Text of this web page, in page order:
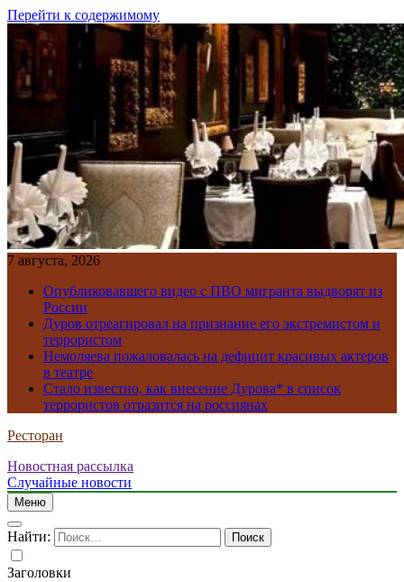
Перейти к содержимому
7 августа, 2026
Опубликовавшего видео с ПВО мигранта выдворят из
России
Дуров отреагировал на признание его экстремистом и
террористом
Немоляева пожаловалась на дефицит красивых актеров
в театре
Стало известно, как внесение Дурова* в список
террористов отразится на россиянах
Ресторан
Новостная рассылка
Случайные новости
Меню
Найти:
Заголовки